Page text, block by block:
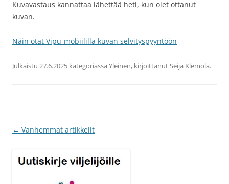
Kuvavastaus kannattaa lähettää heti, kun olet ottanut
kuvan.
Näin otat Vipu-mobiililla kuvan selvityspyyntöön
Julkaistu 27.6.2025 kategoriassa Yleinen, kirjoittanutSeija Klemola.
Artikkelien
← Vanhemmat artikkelit